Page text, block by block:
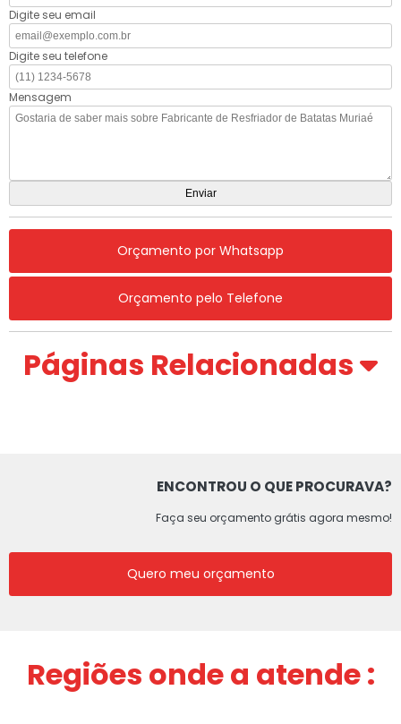
Digite seu email
Digite seu telefone
Mensagem
Orçamento por Whatsapp
Orçamento pelo Telefone
Páginas Relacionadas
ENCONTROU O QUE PROCURAVA?
Faça seu orçamento grátis agora mesmo!
Quero meu orçamento
Regiões onde a atende :